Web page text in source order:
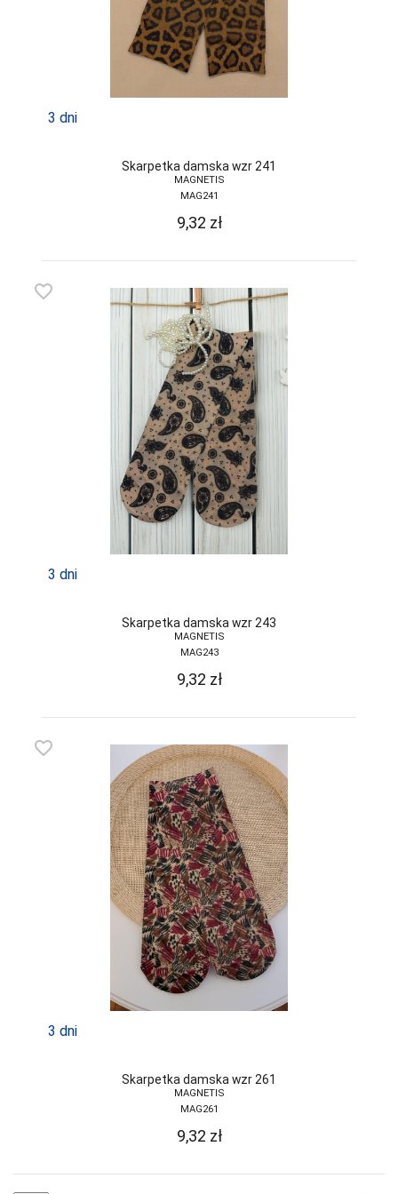
3 dni
Skarpetka damska wzr 241
MAGNETIS
MAG241
9,32 zł
favorite_border
3 dni
Skarpetka damska wzr 243
MAGNETIS
MAG243
9,32 zł
favorite_border
3 dni
Skarpetka damska wzr 261
MAGNETIS
MAG261
9,32 zł